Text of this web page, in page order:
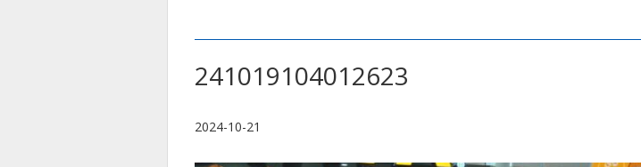
241019104012623
2024-10-21